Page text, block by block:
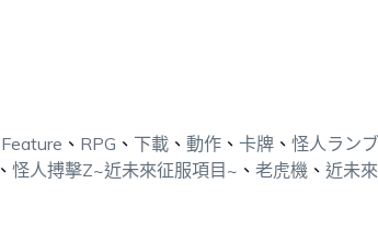
Feature 、 RPG 、 下載、 動作、 卡牌、 怪人ラン
、 怪人搏擊Z~近未來征服項目~ 、 老虎機 、 近未